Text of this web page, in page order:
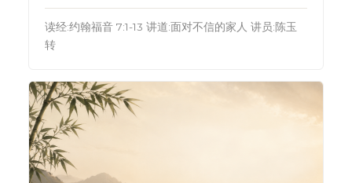
读经:约翰福音 7:1-13 讲道:面对不信的家人 讲员:陈玉
转